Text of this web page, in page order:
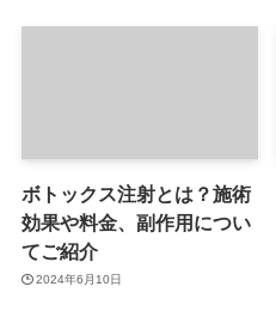
ボトックス注射とは？施術
効果や料金、副作用につい
てご紹介
2024年6月10日